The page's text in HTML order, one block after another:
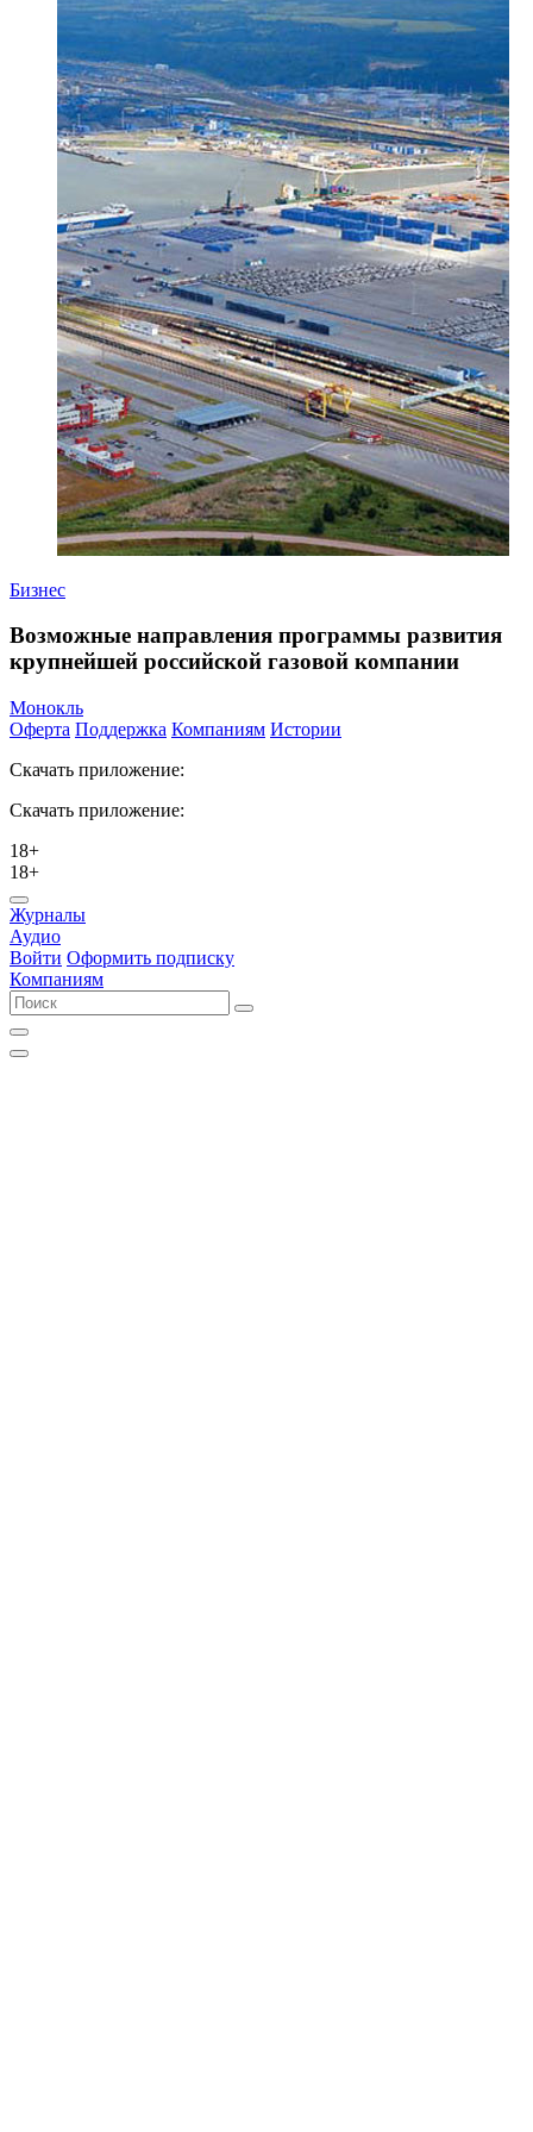
Бизнес
Возможные направления программы развития
крупнейшей российской газовой компании
Монокль
Оферта Поддержка Компаниям Истории
Скачать приложение:
Скачать приложение:
18+
18+
Журналы
Аудио
Войти Оформить подписку
Компаниям